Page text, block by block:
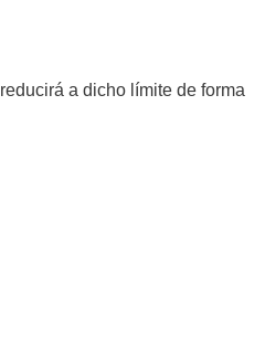
a dicho límite de forma